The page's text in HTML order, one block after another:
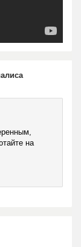
на